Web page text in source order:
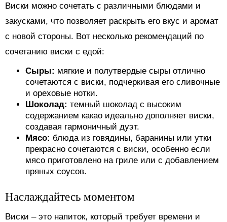
Виски можно сочетать с различными блюдами и
закусками, что позволяет раскрыть его вкус и аромат
с новой стороны. Вот несколько рекомендаций по
сочетанию виски с едой:
Сыры: мягкие и полутвердые сыры отлично
сочетаются с виски, подчеркивая его сливочные
и ореховые нотки.
Шоколад: темный шоколад с высоким
содержанием какао идеально дополняет виски,
создавая гармоничный дуэт.
Мясо: блюда из говядины, баранины или утки
прекрасно сочетаются с виски, особенно если
мясо приготовлено на гриле или с добавлением
пряных соусов.
Наслаждайтесь моментом
Виски – это напиток, который требует времени и